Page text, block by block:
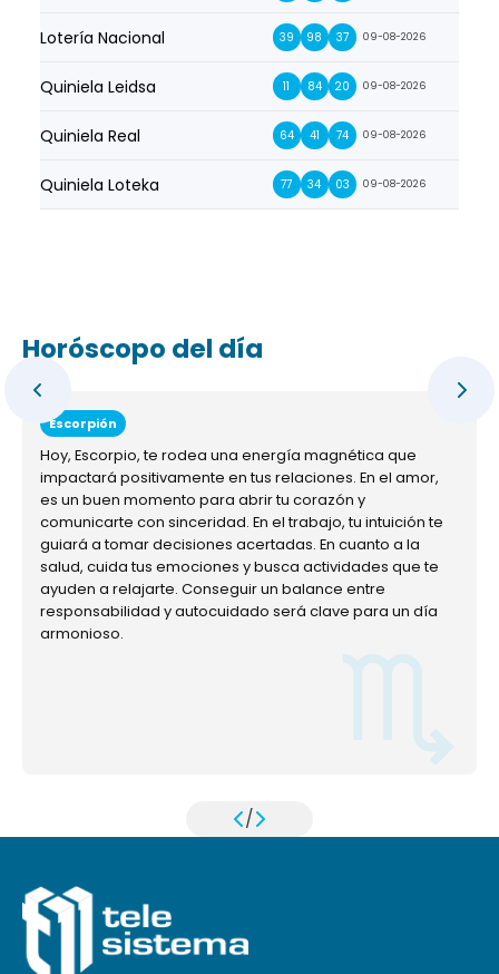
Lotería Nacional 39 98 37 09-08-2026
Quiniela Leidsa 11 84 20 09-08-2026
Quiniela Real 64 41 74 09-08-2026
Quiniela Loteka 77 34 03 09-08-2026
Horóscopo del día
Escorpión
Hoy, Escorpio, te rodea una energía magnética que
impactará positivamente en tus relaciones. En el amor,
es un buen momento para abrir tu corazón y
comunicarte con sinceridad. En el trabajo, tu intuición te
guiará a tomar decisiones acertadas. En cuanto a la
salud, cuida tus emociones y busca actividades que te
ayuden a relajarte. Conseguir un balance entre
responsabilidad y autocuidado será clave para un día
armonioso.
/